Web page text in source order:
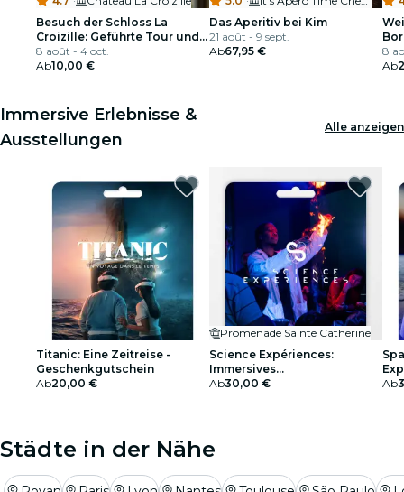
Besuch der Schloss La
Croizille: Geführte Tour und
Weinverkostung
8 août - 4 oct.
Ab10,00 €
Das Aperitiv bei Kim
21 août - 9 sept.
Ab67,95 €
8
Ab
Immersive Erlebnisse &
Ausstellungen
Alle anzeigen
Titanic: Eine Zeitreise -
Geschenkgutschein
Ab20,00 €
Promenade Sainte Catherine
Science Expériences:
Immersives
Wissenschaftsmuseum in
Ab30,00 € Ab
Städte in der Nähe